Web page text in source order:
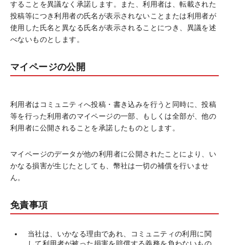
することを異議なく承諾します。また、利用者は、転載された
投稿等につき利用者の氏名が表示されないことまたは利用者が
使用した氏名と異なる氏名が表示されることにつき、異議を述
べないものとします。
マイページの公開
利用者はコミュニティへ投稿・書き込みを行うと同時に、投稿
等を行った利用者のマイページの一部、もしくは全部が、他の
利用者に公開されることを承諾したものとします。
マイページのデータが他の利用者に公開されたことにより、い
かなる損害が生じたとしても、幣社は一切の補償を行いませ
ん。
免責事項
当社は、いかなる理由であれ、コミュニティの利用に関